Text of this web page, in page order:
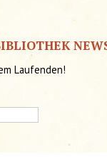
Laufenden!